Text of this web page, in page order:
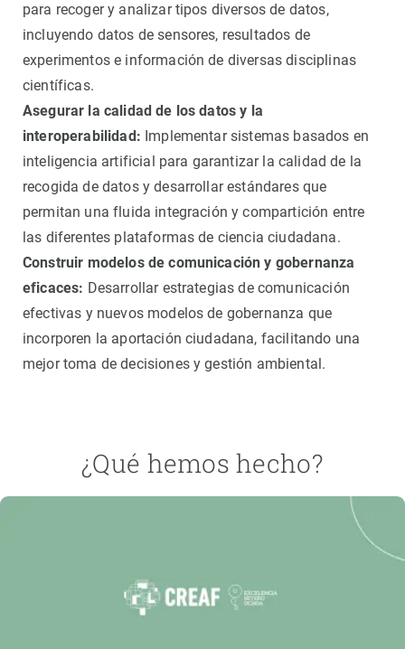
para recoger y analizar tipos diversos de datos,
incluyendo datos de sensores, resultados de
experimentos e información de diversas disciplinas
científicas.
Asegurar la calidad de los datos y la
interoperabilidad: Implementar sistemas basados ​​en
inteligencia artificial para garantizar la calidad de la
recogida de datos y desarrollar estándares que
permitan una fluida integración y compartición entre
las diferentes plataformas de ciencia ciudadana.
Construir modelos de comunicación y gobernanza
eficaces: Desarrollar estrategias de comunicación
efectivas y nuevos modelos de gobernanza que
incorporen la aportación ciudadana, facilitando una
mejor toma de decisiones y gestión ambiental.
¿Qué hemos hecho?